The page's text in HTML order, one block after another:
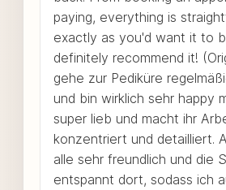
paying, everything is
exactly as you'd want it to
definitely recommend it!
gehe zur Pediküre
und bin wirklich sehr happy
super lieb und macht ihr
konzentriert und detailliert.
alle sehr freundlich und die
entspannt dort, sodass ich